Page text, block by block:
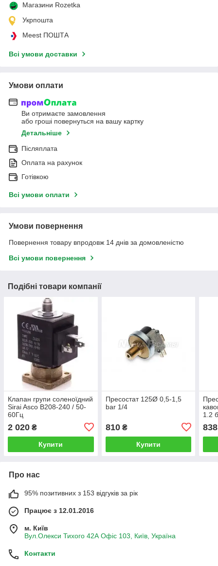
Магазини Rozetka
Укрпошта
Meest ПОШТА
Всі умови доставки
Умови оплати
Ви отримаєте замовлення
або гроші повернуться на вашу картку
Детальніше
Післяплата
Оплата на рахунок
Готівкою
Всі умови оплати
Умови повернення
Повернення товару впродовж 14 днів за домовленістю
Всі умови повернення
Подібні товари компанії
Клапан групи соленоїдний
Sirai Asco В208-240 / 50-
60Гц
2 020 ₴
Купити
Пресостат 125Ø 0,5-1,5
bar 1/4
810₴
Купити
1.2
838
Про нас
95% позитивних з 153 відгуків за рік
Працює з 12.01.2016
м. Київ
Вул.Олекси Тихого 42А Офіс 103, Київ, Україна
Контакти